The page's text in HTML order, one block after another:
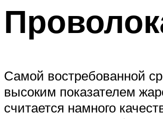
Самой востребованной
высоким показателем
считается намного